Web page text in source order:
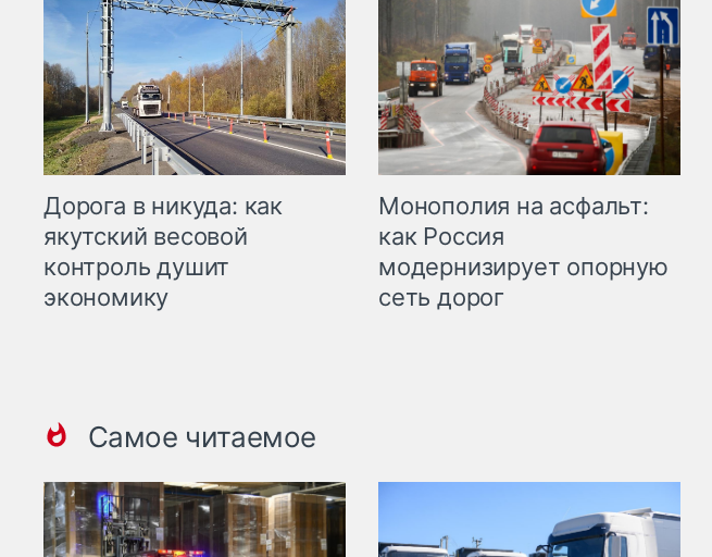
Дорога в никуда: как
якутский весовой
контроль душит
экономику
Монополия на асфальт:
как Россия
модернизирует опорную
сеть дорог
Самое читаемое